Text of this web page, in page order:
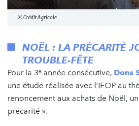
© Crédit Agricole
NOËL : LA PRÉCARITÉ
TROUBLE-FÊTE
Pour la 3ᵉ année consécutive, Dons
une étude réalisée avec l’IFOP au
renoncement aux achats de Noël,
précarité ».